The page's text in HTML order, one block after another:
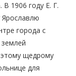
. В 1906 году Е. Г.
города с
щедрому
для